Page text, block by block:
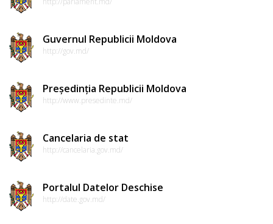
Guvernul Republicii Moldova
http://gov.md/
Președinția Republicii Moldova
http://www.presedinte.md/
Cancelaria de stat
http://cancelaria.gov.md/
Portalul Datelor Deschise
http://date.gov.md/